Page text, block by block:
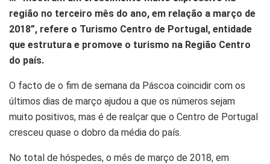
região no terceiro mês do ano, em relação a março de
2018”, refere o Turismo Centro de Portugal, entidade
que estrutura e promove o turismo na Região Centro
do país.
O facto de o fim de semana da Páscoa coincidir com os
últimos dias de março ajudou a que os números sejam
muito positivos, mas é de realçar que o Centro de Portugal
cresceu quase o dobro da média do país.
No total de hóspedes, o mês de março de 2018, em